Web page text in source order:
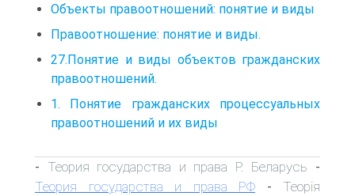
Объекты правоотношений: понятие и виды
Правоотношение: понятие и виды.
27.Понятие и виды объектов гражданских
правоотношений.
1. Понятие гражданских процессуальных
правоотношений и их виды
- Теория государства и права Р. Беларусь -
Теория государства и права РФ - Теорія